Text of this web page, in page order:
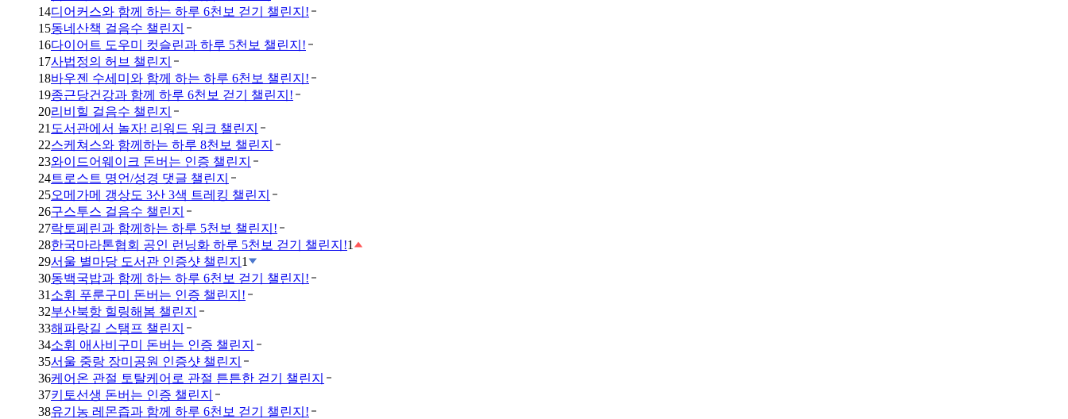
14디어커스와 함께 하는 하루 6천보 걷기 챌린지!
15동네산책 걸음수 챌린지
16다이어트 도우미 컷슬린과 하루 5천보 챌린지!
17사법정의 허브 챌린지
18바우젠 수세미와 함께 하는 하루 6천보 챌린지!
19종근당건강과 함께 하루 6천보 걷기 챌린지!
20리비힐 걸음수 챌린지
21 도서관에서 놀자! 리워드 워크 챌린지
22스케쳐스와 함께하는 하루 8천보 챌린지
23와이드어웨이크 돈버는 인증 챌린지
24트로스트 명언/성경 댓글 챌린지
25오메가메 갱상도 3산 3색 트레킹 챌린지
26구스투스 걸음수 챌린지
27락토페린과 함께하는 하루 5천보 챌린지!
28한국마라톤협회 공인 런닝화 하루 5천보 걷기 챌린지!1
29서울 별마당 도서관 인증샷 챌린지 1
30동백국밥과 함께 하는 하루 6천보 걷기 챌린지!
31 소휘 푸룬구미 돈버는 인증 챌린지!
32부산북항 힐링해봄 챌린지
33해파랑길 스탬프 챌린지
34소휘 애사비구미 돈버는 인증 챌린지
35서울 중랑 장미공원 인증샷 챌린지
36케어온 관절 토탈케어로 관절 튼튼한 걷기 챌린지
37키토선생 돈버는 인증 챌린지
38유기농 레몬즙과 함께 하루 6천보 걷기 챌린지!